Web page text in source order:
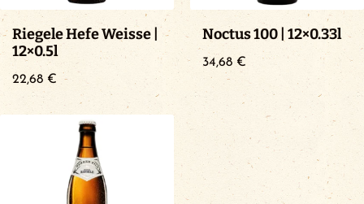
Riegele Hefe Weisse |
12×0.5l
22,68 €
Noctus 100 | 12×0.33l
34,68 €